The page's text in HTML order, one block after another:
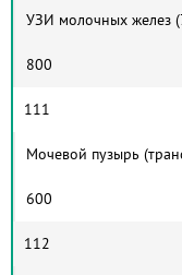
УЗИ молочных желез
800
111
Мочевой пузырь
600
112